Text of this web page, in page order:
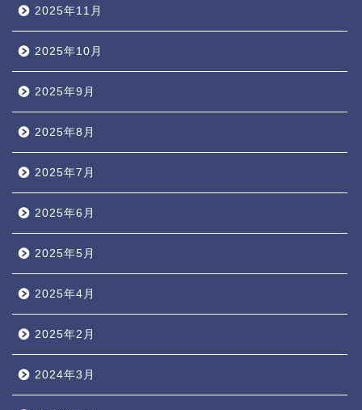
2025年11月
2025年10月
2025年9月
2025年8月
2025年7月
2025年6月
2025年5月
2025年4月
2025年2月
2024年3月